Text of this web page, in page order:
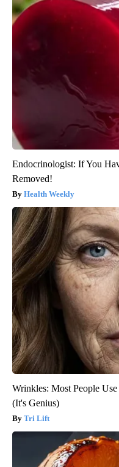
Endocrinologist: If You
Removed!
Health Weekly
Wrinkles: Most People
(It's Genius)
Tri Lift